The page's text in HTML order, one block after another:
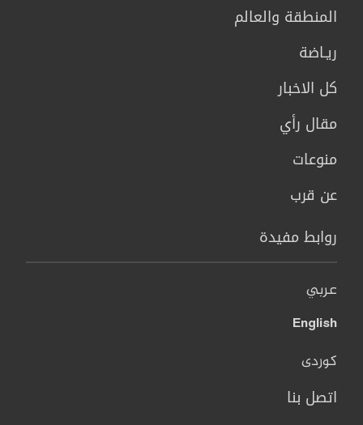
المنطقة والعالم
ريـاضة
كل الاخبار
مقال رأي
منوعات
عن قرب
روابط مفيدة
عربي
English
کوردی
اتصل بنا